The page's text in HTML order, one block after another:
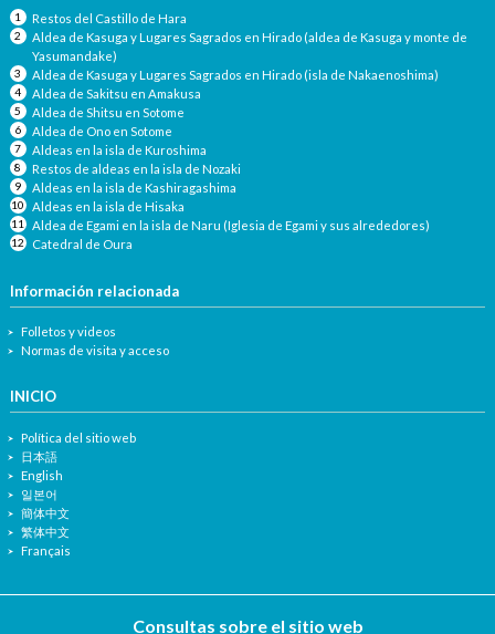
Restos del Castillo de Hara
Aldea de Kasuga y Lugares Sagrados en Hirado (aldea de Kasuga y monte de
Yasumandake)
Aldea de Kasuga y Lugares Sagrados en Hirado (isla de Nakaenoshima)
Aldea de Sakitsu en Amakusa
Aldea de Shitsu en Sotome
Aldea de Ono en Sotome
Aldeas en la isla de Kuroshima
Restos de aldeas en la isla de Nozaki
Aldeas en la isla de Kashiragashima
Aldeas en la isla de Hisaka
Aldea de Egami en la isla de Naru (Iglesia de Egami y sus alrededores)
Catedral de Oura
Información relacionada
Folletos y videos
Normas de visita y acceso
INICIO
Política del sitio web
日本語
English
일본어
簡体中文
繁体中文
Français
Consultas sobre el sitio web